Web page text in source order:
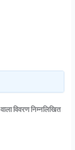
विवरण निम्नलिखित